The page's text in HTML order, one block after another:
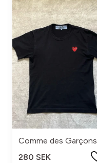
Comme des Garçons
280 SEK